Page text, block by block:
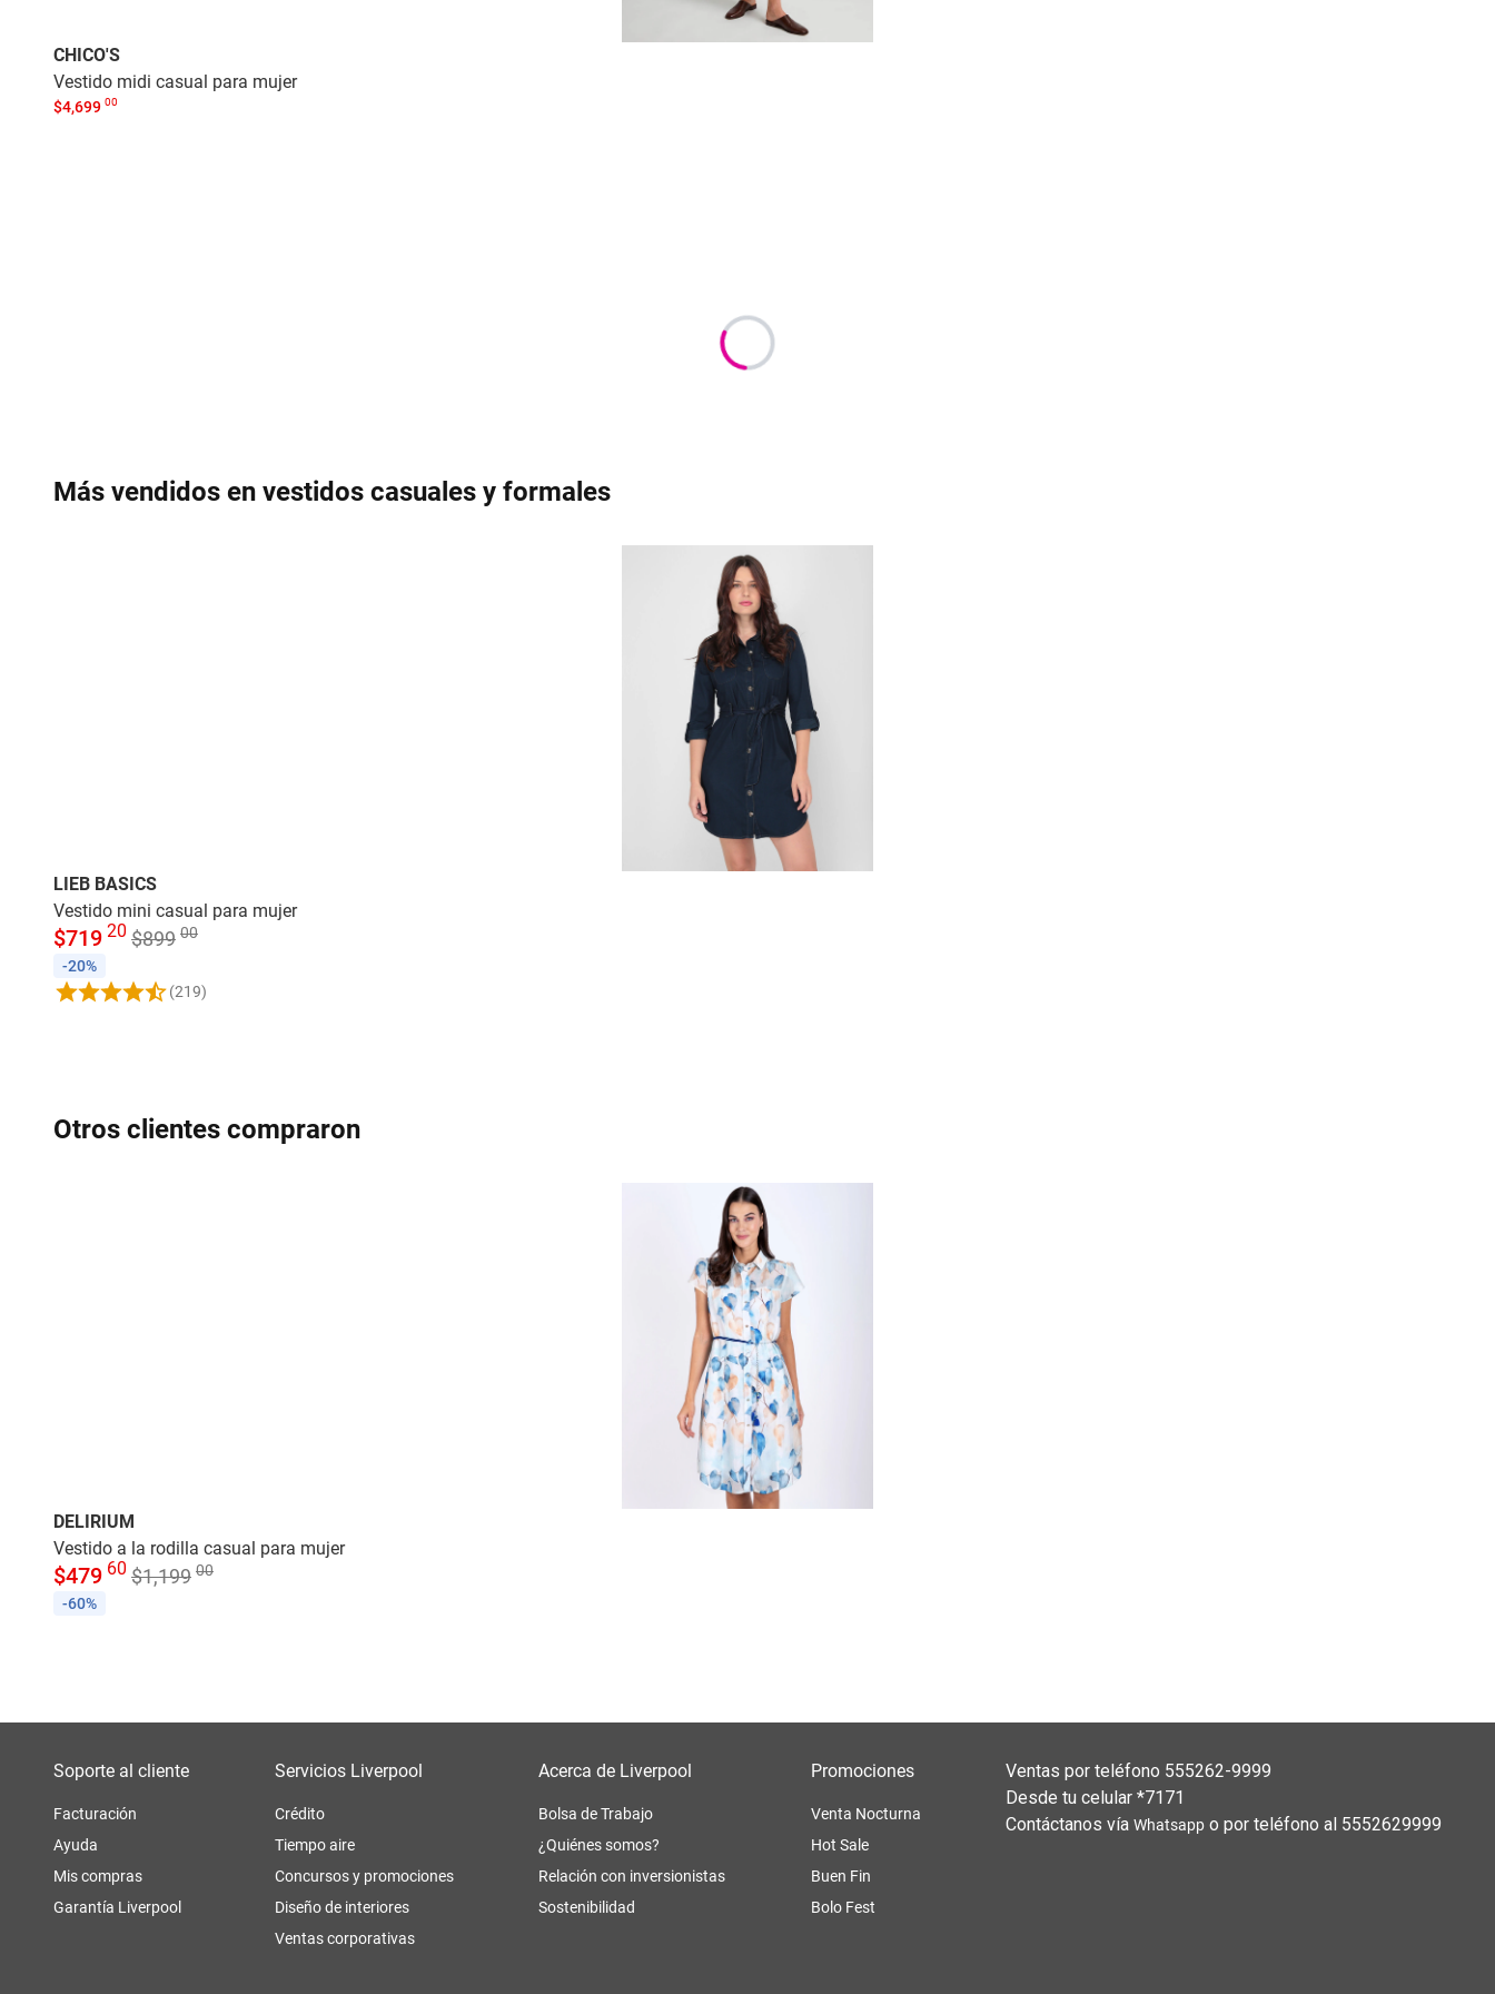
CHICO'S
Vestido midi casual para mujer
$4,699 00
Más vendidos en vestidos casuales y formales
LIEB BASICS
Vestido mini casual para mujer
$719 20 $899 00
-20%
(219)
Otros clientes compraron
DELIRIUM
Vestido a la rodilla casual para mujer
$479 60 $1,199 00
-60%
Soporte al cliente
Facturación
Ayuda
Mis compras
Garantía Liverpool
Servicios Liverpool
Crédito
Tiempo aire
Concursos y promociones
Diseño de interiores
Ventas corporativas
Acerca de Liverpool
Bolsa de Trabajo
¿Quiénes somos?
Relación con inversionistas
Sostenibilidad
Promociones
Venta Nocturna
Hot Sale
Buen Fin
Bolo Fest
Ventas por teléfono 555262-9999
Desde tu celular *7171
Contáctanos vía Whatsapp o por teléfono al 5552629999